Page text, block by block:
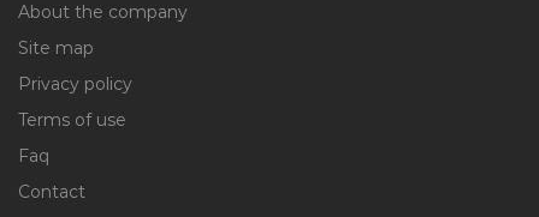
About the company
Site map
Privacy policy
Terms of use
Faq
Contact